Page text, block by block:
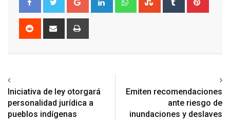
Reddit
Share
Iniciativa de ley otorgará
personalidad jurídica a
pueblos indígenas
Emiten recomendaciones
ante riesgo de
inundaciones y deslaves